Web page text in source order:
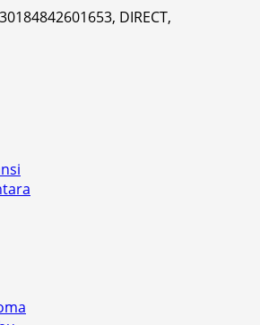
DIRECT,